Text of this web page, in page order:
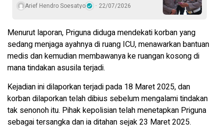
Arief Hendro Soesatyo 22/07/2026
Menurut laporan, Priguna diduga mendekati korban yang
sedang menjaga ayahnya di ruang ICU, menawarkan bantuan
medis dan kemudian membawanya ke ruangan kosong di
mana tindakan asusila terjadi.
Kejadian ini dilaporkan terjadi pada 18 Maret 2025, dan
korban dilaporkan telah dibius sebelum mengalami tindakan
tak senonoh itu. Pihak kepolisian telah menetapkan Priguna
sebagai tersangka dan ia ditahan sejak 23 Maret 2025.